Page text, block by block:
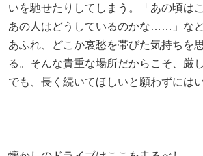
いを馳せたりしてしまう。「あの頃は
あの人はどうしているのかな……」な
あふれ、どこか哀愁を帯びた気持ちを
る。そんな貴重な場所だからこそ、厳
でも、長く続いてほしいと願わずには